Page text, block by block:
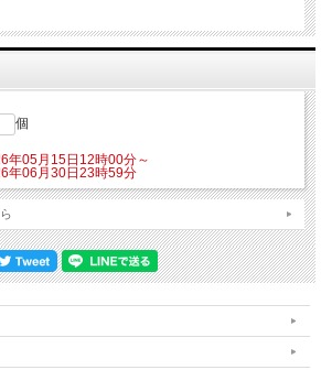
、予約商品と一緒に発送となります。
・イー
個
年05月15日12時00分～
年06月30日23時59分